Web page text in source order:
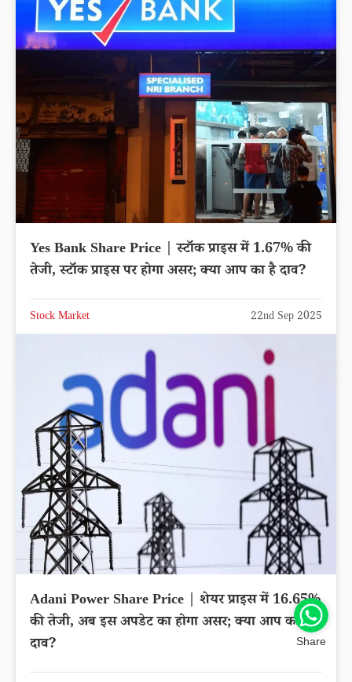
Yes Bank Share Price | स्टॉक प्राइस में 1.67% की
तेजी, स्टॉक प्राइस पर होगा असर; क्या आप का है दाव?
Stock Market 22nd Sep 2025
Adani Power Share Price | शेयर प्राइस में 16.65%
की तेजी, अब इस अपडेट का होगा असर; क्या आप का है
दाव?
Share